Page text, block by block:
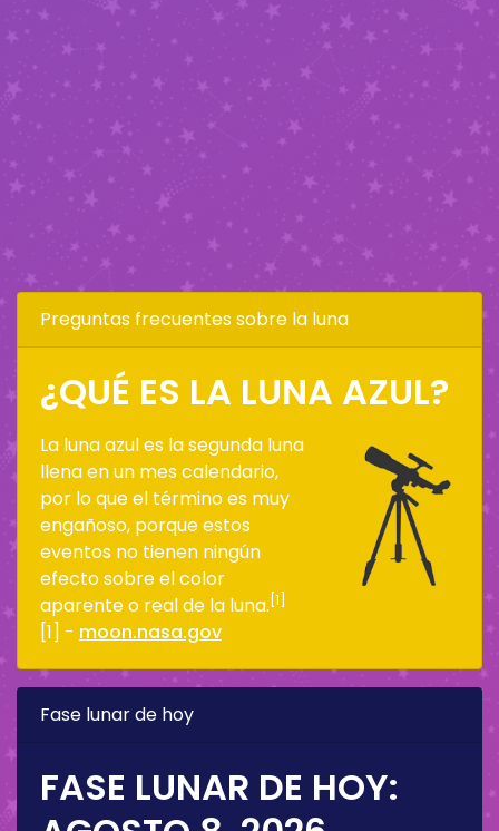
Preguntas frecuentes sobre la luna
¿QUÉ ES LA LUNA AZUL?
La luna azul es la segunda luna
llena en un mes calendario,
por lo que el término es muy
engañoso, porque estos
eventos no tienen ningún
efecto sobre el color
aparente o real de la luna. [1]
[1] - moon.nasa.gov
Fase lunar de hoy
FASE LUNAR DE HOY: